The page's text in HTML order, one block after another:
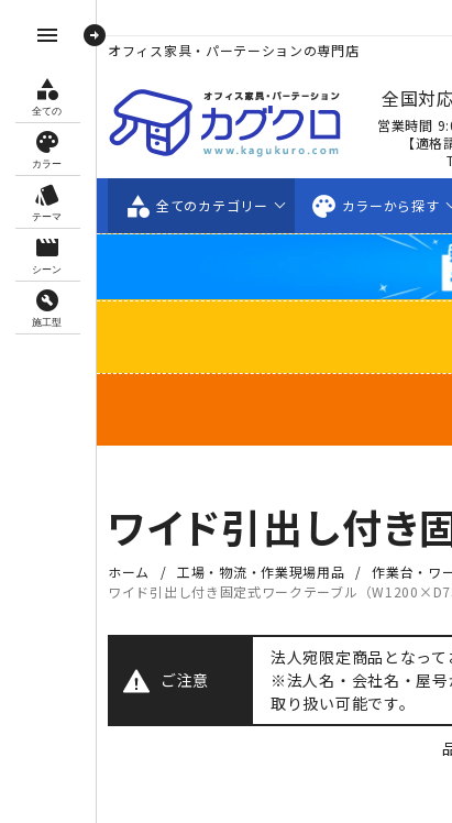
menu arrow_circle_right
category
全ての
palette
カラー
style
テーマ
movie_creation
シーン
build_circle
施工型
オフィス家具・パーテーションの専門店
全国対
営業時間
【適
category 全てのカテゴリー palette カラーから探す
ワイド引出し付き
ホーム 工場・物流・作業現場用品 作業台・ワ
ワイド引出し付き固定式ワークテーブル（
ご注意
法人宛限定商品となっ
※法人名・会社名・屋号
取り扱い可能です。